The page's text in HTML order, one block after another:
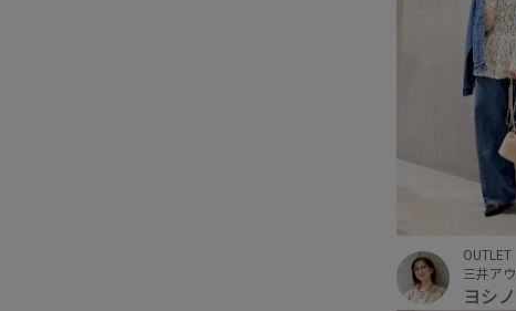
OUTLET
ヨシノ